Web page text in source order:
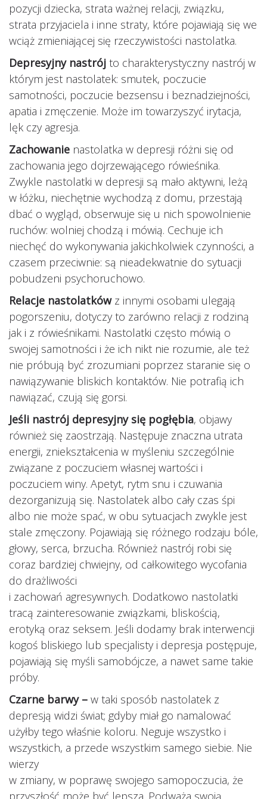
pozycji dziecka, strata ważnej relacji, związku,
strata przyjaciela i inne straty, które pojawiają się we
wciąż zmieniającej się rzeczywistości nastolatka.
Depresyjny nastrój to charakterystyczny nastrój w
którym jest nastolatek: smutek, poczucie
samotności, poczucie bezsensu i beznadziejności,
apatia i zmęczenie. Może im towarzyszyć irytacja,
lęk czy agresja.
Zachowanie nastolatka w depresji różni się od
zachowania jego dojrzewającego rówieśnika.
Zwykle nastolatki w depresji są mało aktywni, leżą
w łóżku, niechętnie wychodzą z domu, przestają
dbać o wygląd, obserwuje się u nich spowolnienie
ruchów: wolniej chodzą i mówią. Cechuje ich
niechęć do wykonywania jakichkolwiek czynności, a
czasem przeciwnie: są nieadekwatnie do sytuacji
pobudzeni psychoruchowo.
Relacje nastolatkówz innymi osobami ulegają
pogorszeniu, dotyczy to zarówno relacji z rodziną
jak i z rówieśnikami. Nastolatki często mówią o
swojej samotności i że ich nikt nie rozumie, ale też
nie próbują być zrozumiani poprzez staranie się o
nawiązywanie bliskich kontaktów. Nie potrafią ich
nawiązać, czują się gorsi.
Jeśli nastrój depresyjny się pogłębia, objawy
również się zaostrzają. Następuje znaczna utrata
energii, zniekształcenia w myśleniu szczególnie
związane z poczuciem własnej wartości i
poczuciem winy. Apetyt, rytm snu i czuwania
dezorganizują się. Nastolatek albo cały czas śpi
albo nie może spać, w obu sytuacjach zwykle jest
stale zmęczony. Pojawiają się różnego rodzaju bóle,
głowy, serca, brzucha. Również nastrój robi się
coraz bardziej chwiejny, od całkowitego wycofania
do drażliwości
i zachowań agresywnych. Dodatkowo nastolatki
tracą zainteresowanie związkami, bliskością,
erotyką oraz seksem. Jeśli dodamy brak interwencji
kogoś bliskiego lub specjalisty i depresja postępuje,
pojawiają się myśli samobójcze, a nawet same takie
próby.
Czarne barwy – w taki sposób nastolatek z
depresją widzi świat; gdyby miał go namalować
użyłby tego właśnie koloru. Neguje wszystko i
wszystkich, a przede wszystkim samego siebie. Nie
wierzy
w zmiany, w poprawę swojego samopoczucia, że
przyszłość może być lepsza. Podważa swoją